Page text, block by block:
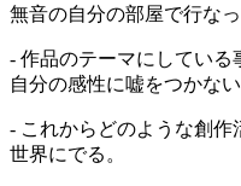
無音の自分の部屋で行なっ
- 作品のテーマにしている
自分の感性に嘘をつかない
- これからどのような創作
世界にでる。